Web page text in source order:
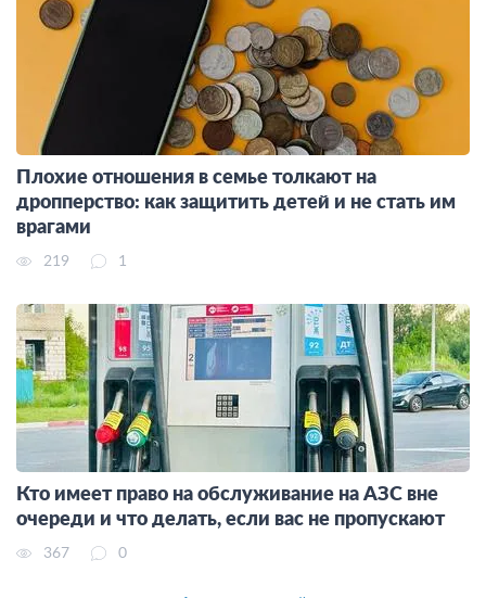
Плохие отношения в семье толкают на
дропперство: как защитить детей и не стать им
врагами
219 1
Кто имеет право на обслуживание на АЗС вне
очереди и что делать, если вас не пропускают
367 0